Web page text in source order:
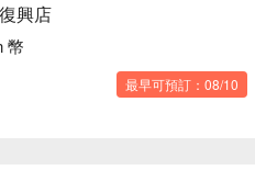
醋醬定食】雞肉滑嫩，醋香酸甜
定食】外皮金黃，肉質多汁
肉定食】鹽麴入味，脂香四溢
興店
幣
最早可預訂：08/10